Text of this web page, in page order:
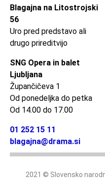
Blagajna na Litostrojski
56
Uro pred predstavo ali
drugo prireditvijo
SNG Opera in balet
Ljubljana
Župančičeva 1
Od ponedeljka do petka
Od 14.00 do 17.00
01 252 15 11
blagajna@drama.si
2021 © Slovensko